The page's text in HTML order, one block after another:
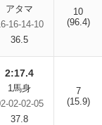
アタマ
16-14-10
36.5
10
(96.4)
2:17.4
1馬身
02-02-05
37.8
7
(15.9)